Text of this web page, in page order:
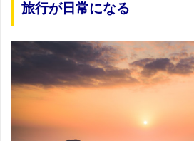
旅行が日常になる